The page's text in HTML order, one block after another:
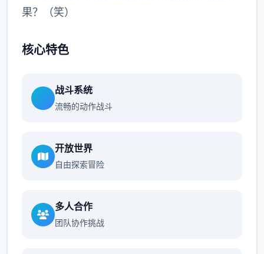
果？（笑）
核心特色
战斗系统
流畅的动作战斗
开放世界
自由探索冒险
多人合作
团队协作挑战